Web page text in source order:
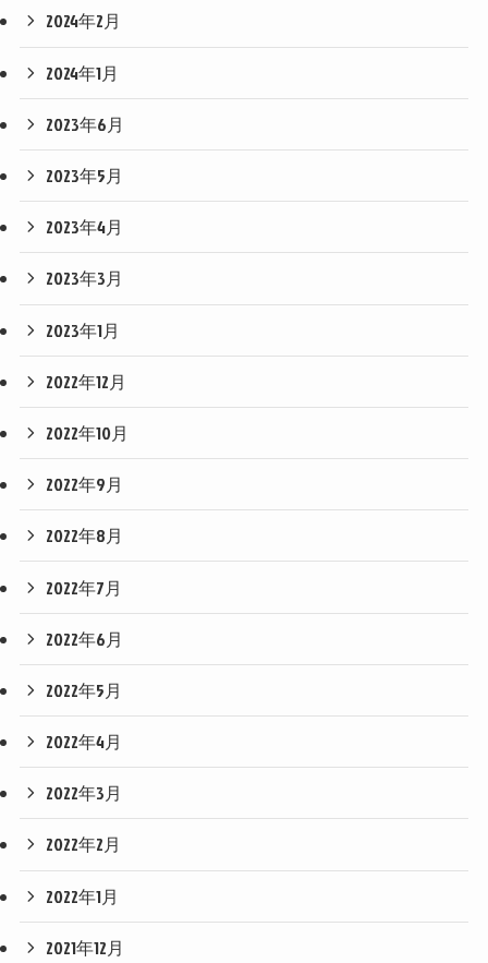
2024年2月
2024年1月
2023年6月
2023年5月
2023年4月
2023年3月
2023年1月
2022年12月
2022年10月
2022年9月
2022年8月
2022年7月
2022年6月
2022年5月
2022年4月
2022年3月
2022年2月
2022年1月
2021年12月